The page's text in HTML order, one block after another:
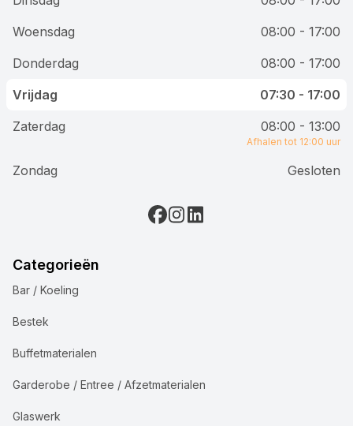
Woensdag
08:00 - 17:00
Donderdag
08:00 - 17:00
Vrijdag
07:30 - 17:00
Zaterdag
08:00 - 13:00
Afhalen tot 12:00 uur
Zondag Gesloten
Categorieën
Bar / Koeling
Bestek
Buffetmaterialen
Garderobe / Entree / Afzetmaterialen
Glaswerk